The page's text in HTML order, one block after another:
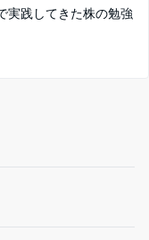
実践してきた株の勉強